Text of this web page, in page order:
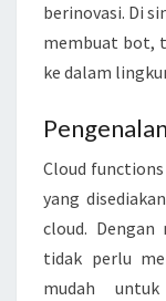
berinovasi. Di
membuat bot,
ke dalam
Cloud
yang
cloud. Dengan
tidak perlu
mudah